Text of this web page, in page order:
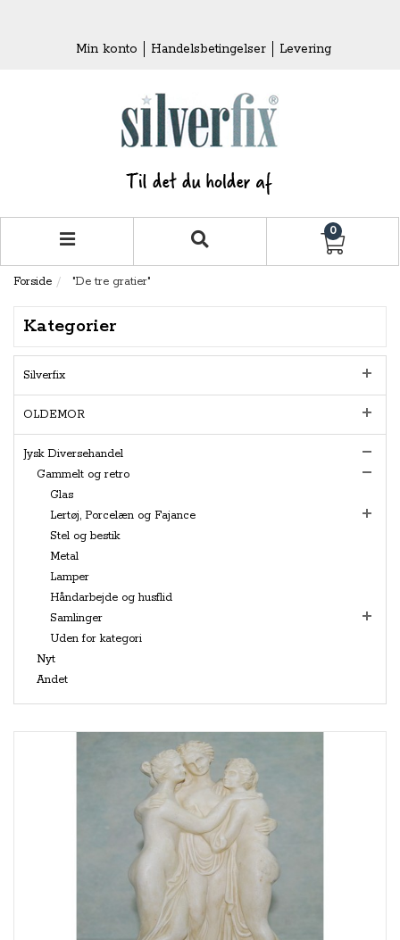
Min konto Handelsbetingelser Levering
0
Forside "De tre gratier"
Kategorier
Silverfix
OLDEMOR
Jysk Diversehandel
Gammelt og retro
Glas
Lertøj, Porcelæn og Fajance
Stel og bestik
Metal
Lamper
Håndarbejde og husflid
Samlinger
Uden for kategori
Nyt
Andet